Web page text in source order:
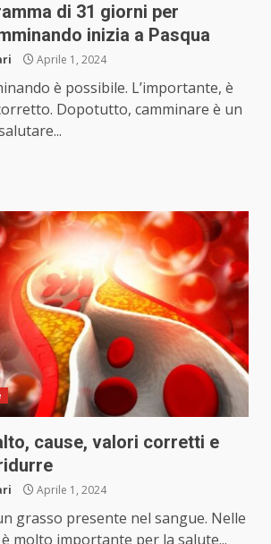
di 31 giorni per
inizia a Pasqua
Aprile 1, 2024
è possibile. L’importante, è
Dopotutto, camminare è un
cause, valori corretti e
Aprile 1, 2024
grasso presente nel sangue. Nelle
molto importante per la salute...